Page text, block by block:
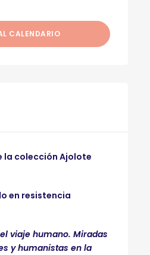
CALENDARIO
la colección Ajolote
en resistencia
viaje humano. Miradas
y humanistas en la